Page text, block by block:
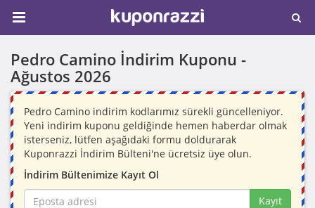
Pedro Camino İndirim Kuponu -
Ağustos 2026
Pedro Camino indirim kodlarımız sürekli güncelleniyor.
Yeni indirim kuponu geldiğinde hemen haberdar olmak
isterseniz, lütfen aşağıdaki formu doldurarak
Kuponrazzi İndirim Bülteni'ne ücretsiz üye olun.
İndirim Bültenimize Kayıt Ol
Kayıt